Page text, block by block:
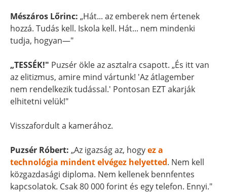
Mészáros Lőrinc: „Hát... az emberek nem értenek
hozzá. Tudás kell. Iskola kell. Hát... nem mindenki
tudja, hogyan—"
„TESSÉK!" Puzsér ökle az asztalra csapott. „És itt van
az elitizmus, amire mind vártunk! 'Az átlagember
nem rendelkezik tudással.' Pontosan EZT akarják
elhitetni velük!"
Visszafordult a kamerához.
Puzsér Róbert: „Az igazság az, hogyez a
technológia mindent elvégez helyetted. Nem kell
közgazdasági diploma. Nem kellenek bennfentes
kapcsolatok. Csak 80 000 forint és egy telefon. Ennyi."